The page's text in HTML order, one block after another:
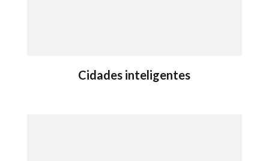
Cidades inteligentes